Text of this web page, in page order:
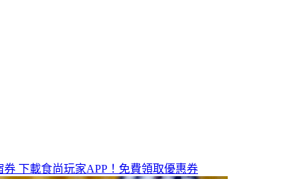
券 下載食尚玩家APP！免費領取優惠券